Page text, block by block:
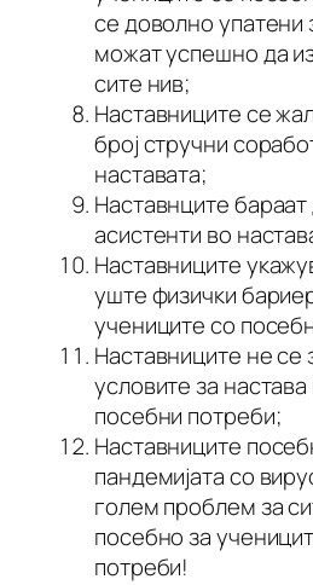
се доволно упатени
можат успешно да
сите нив;
Наставниците се
број стручни
наставата;
Наставнците
асистенти во
Наставниците
уште физички
учениците со
Наставниците не се
условите за
посебни потреби;
Наставниците
пандемијата со
голем проблем за
посебно за
потреби!